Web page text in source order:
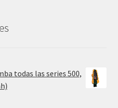
todas las series 500,